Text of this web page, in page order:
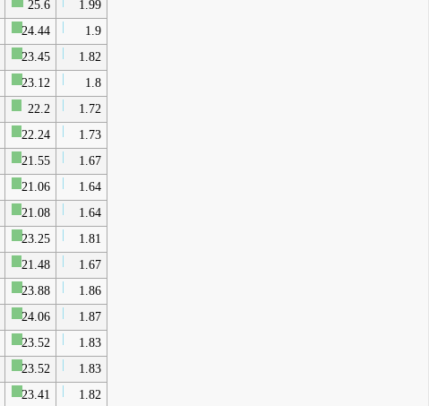
25.6
1.99
24.44
1.9
23.45
1.82
23.12
1.8
22.2
1.72
22.24
1.73
21.55
1.67
21.06
1.64
21.08
1.64
23.25
1.81
21.48
1.67
23.88
1.86
24.06
1.87
23.52
1.83
23.52
1.83
23.41
1.82